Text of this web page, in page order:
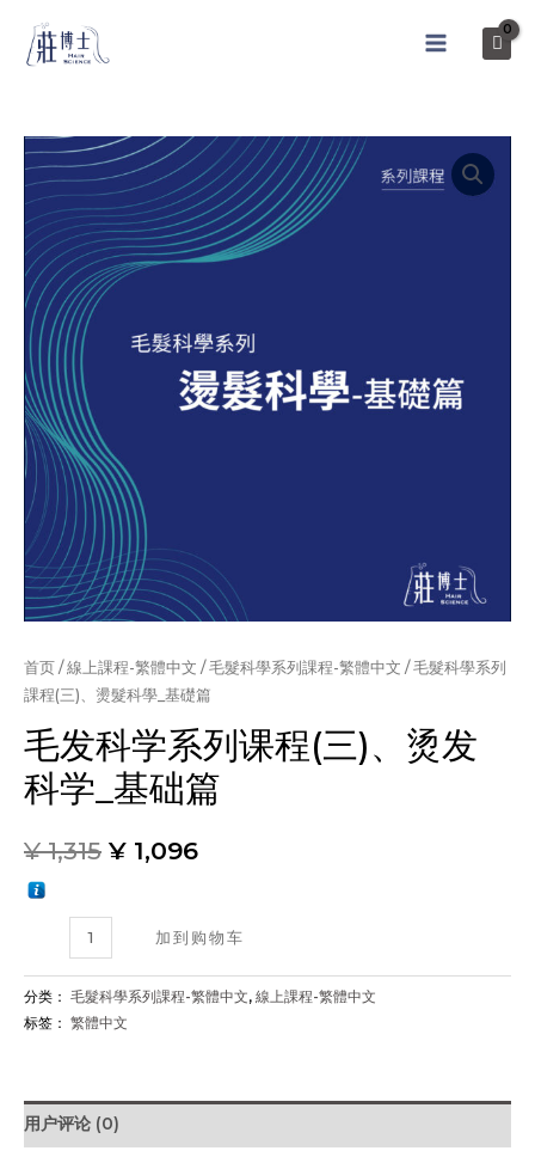
MAIN
首页 /線上課程-繁體中文 /毛髮科學系列課程-繁體中文 / 毛髮科學系列
課程(三)、燙髮科學_基礎篇
毛发科学系列课程(三)、烫发
科学_基础篇
¥1,315 ¥ 1,096
科
學
課
加到购物车
分类： 毛髮科學系列課程-繁體中文, 線上課程-繁體中文
标签： 繁體中文
用户评论 (0)